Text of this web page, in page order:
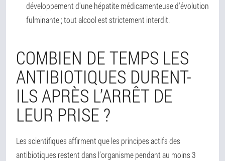
développement d'une hépatite médicamenteuse d'évolution
fulminante ; tout alcool est strictement interdit.
COMBIEN DE TEMPS LES
ANTIBIOTIQUES DURENT-
ILS APRÈS L’ARRÊT DE
LEUR PRISE ?
Les scientifiques affirment que les principes actifs des
antibiotiques restent dans l’organisme pendant au moins 3